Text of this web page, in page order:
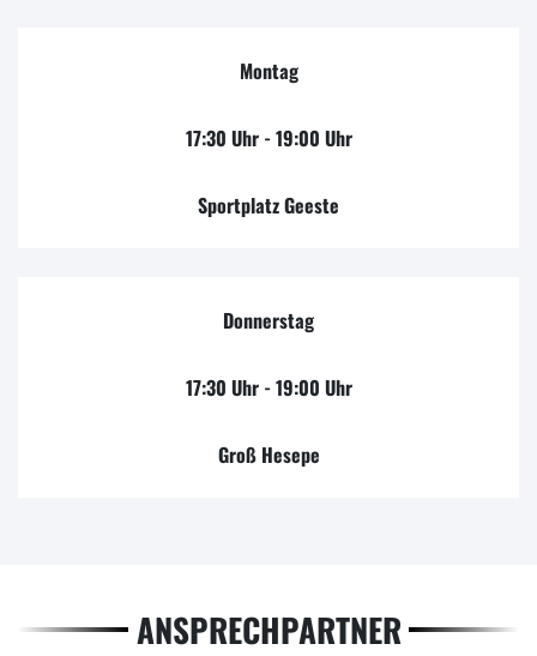
Montag
17:30 Uhr - 19:00 Uhr
Sportplatz Geeste
Donnerstag
17:30 Uhr - 19:00 Uhr
Groß Hesepe
ANSPRECHPARTNER